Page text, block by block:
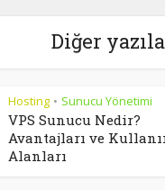
Diğer
Hosting • Sunucu Yönetimi
VPS Sunucu Nedir?
Avantajları ve
Alanları